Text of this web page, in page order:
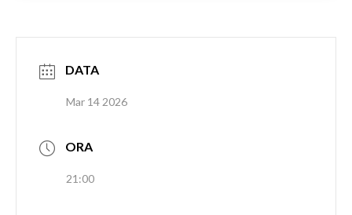
DATA
Mar 14 2026
ORA
21:00